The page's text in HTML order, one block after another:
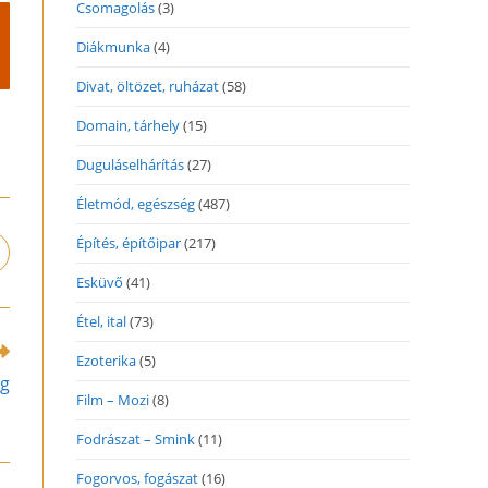
Csomagolás(3)
Diákmunka(4)
Divat, öltözet, ruházat(58)
Domain, tárhely(15)
Duguláselhárítás(27)
Életmód, egészség(487)
Építés, építőipar(217)
Esküvő (41)
Étel, ital(73)
Ezoterika(5)
Film – Mozi(8)
Fodrászat – Smink(11)
Fogorvos, fogászat(16)